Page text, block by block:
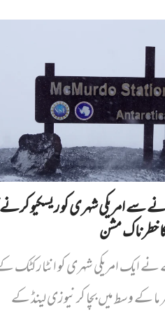
سے امریکی شہری کو ریسکیو
خطرناک مشن
نے ایک امریکی شہری کو انٹارکٹک
وسط میں بچا کر نیوزی لینڈ کے